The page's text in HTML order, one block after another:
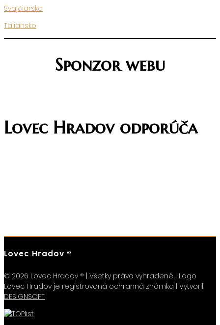
Švajčiarsko
Taliansko
Sponzor webu
Lovec Hradov odporúča
Lovec Hradov ®
© 2026 Lovec Hradov ® | Všetky práva vyhradené | Logo
Lovec Hradov je registrovaná ochranná známka | Vytvoril
DESIGNSOFT